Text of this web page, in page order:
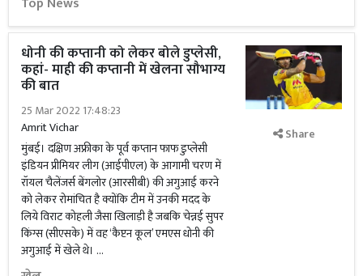
धोनी की कप्तानी को लेकर बोले डुप्लेसी,
कहां- माही की कप्तानी में खेलना सौभाग्य
की बात
25 Mar 2022 17:48:23
Amrit Vichar
मुंबई। दक्षिण अफ्रीका के पूर्व कप्तान फाफ डुप्लेसी
इंडियन प्रीमियर लीग (आईपीएल) के आगामी चरण में
रॉयल चैलेंजर्स बेंगलोर (आरसीबी) की अगुआई करने
को लेकर रोमांचित है क्योंकि टीम में उनकी मदद के
लिये विराट कोहली जैसा खिलाड़ी है जबकि चेन्नई सुपर
किंग्स (सीएसके) में वह ‘कैप्टन कूल’ एमएस धोनी की
अगुआई में खेले थे। …
Share